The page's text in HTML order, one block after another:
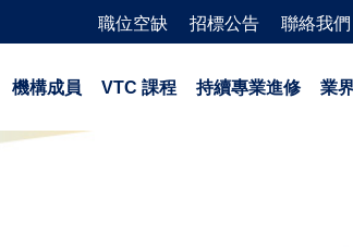
職位空缺 招標公告 聯絡我們
機構成員 VTC 課程 持續專業進修 業